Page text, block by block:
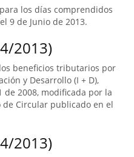
los días comprendidos
9 de Junio de 2013.
2013)
beneficios tributarios por
y Desarrollo (I + D),
de 2008, modificada por la
de Circular publicado en el
2013)